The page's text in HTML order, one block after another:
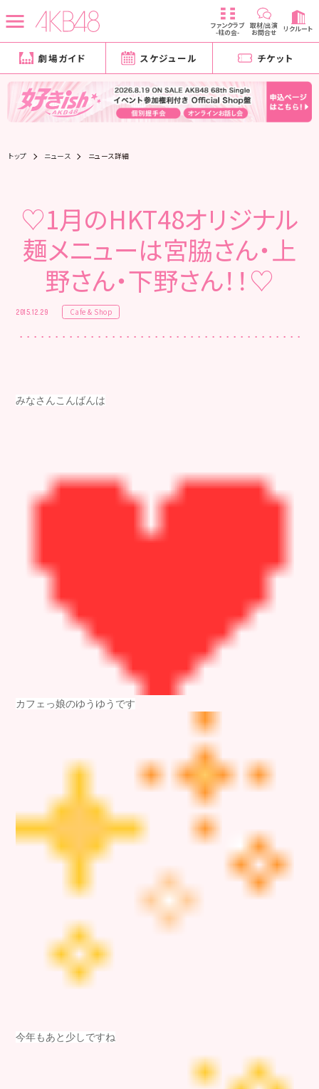
ファンクラブ
-柱の会-
取材/出演
お問合せ リクルート
劇場ガイド スケジュール チケット
トップ ニュース ニュース詳細
♡1月のHKT48オリジナル
麺メニューは宮脇さん・上
野さん・下野さん！！♡
2015.12.29 Cafe & Shop
みなさんこんばんは
カフェっ娘のゆうゆうです
今年もあと少しですね